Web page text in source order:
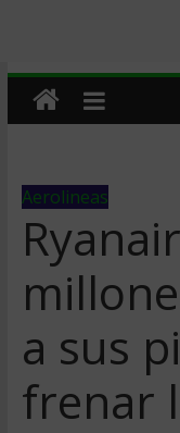
Aerolineas
a sus
frenar